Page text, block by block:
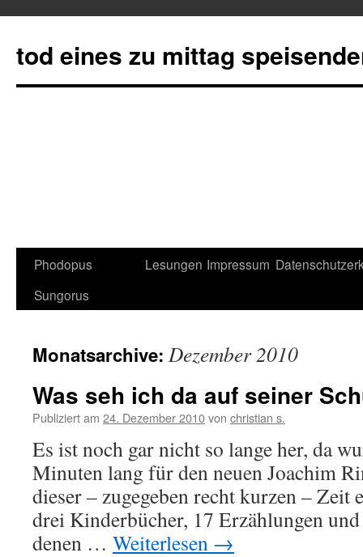
tod eines zu mittag
Springe
zum
Phodopus
Sungorus
Lesungen Impressum
Monatsarchive: Dezember 2010
Was seh ich da auf seiner
Publiziert am 24. Dezember 2010von christian s.
Es ist noch gar nicht so lange her, da
Minuten lang für den neuen Joachim
dieser – zugegeben recht kurzen – Zeit
drei Kinderbücher, 17 Erzählungen
denen … Weiterlesen →